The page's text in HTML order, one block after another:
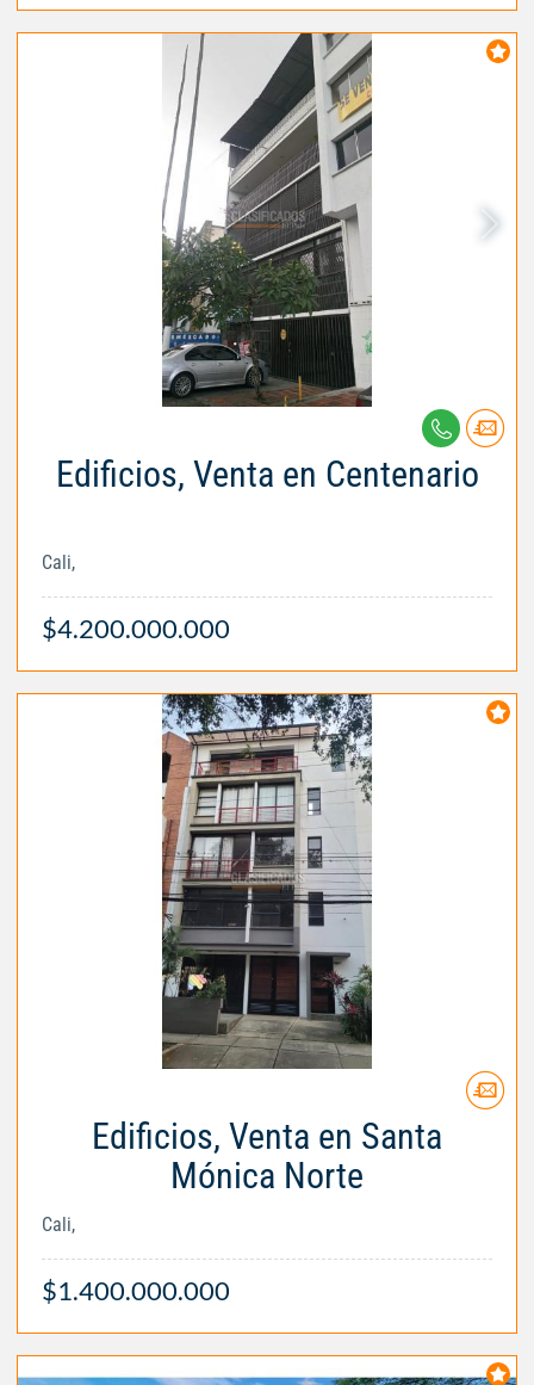
Edificios, Venta en Centenario
Cali,
$4.200.000.000
Edificios, Venta en Santa
Mónica Norte
Cali,
$1.400.000.000